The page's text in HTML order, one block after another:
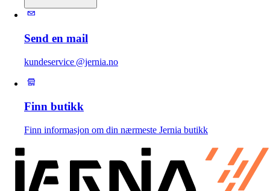
Send en mail
kundeservice @jernia.no
Finn butikk
Finn informasjon om din nærmeste Jernia butikk